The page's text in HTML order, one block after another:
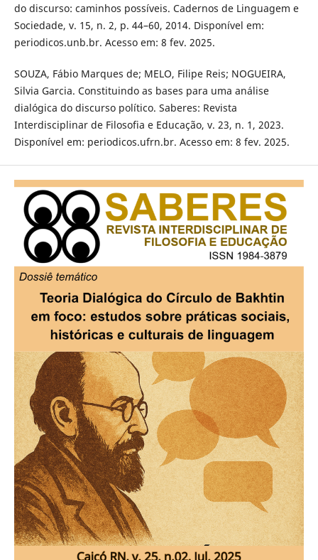
do discurso: caminhos possíveis. Cadernos de Linguagem e
Sociedade, v. 15, n. 2, p. 44–60, 2014. Disponível em:
periodicos.unb.br. Acesso em: 8 fev. 2025.
SOUZA, Fábio Marques de; MELO, Filipe Reis; NOGUEIRA,
Silvia Garcia. Constituindo as bases para uma análise
dialógica do discurso político. Saberes: Revista
Interdisciplinar de Filosofia e Educação, v. 23, n. 1, 2023.
Disponível em: periodicos.ufrn.br. Acesso em: 8 fev. 2025.